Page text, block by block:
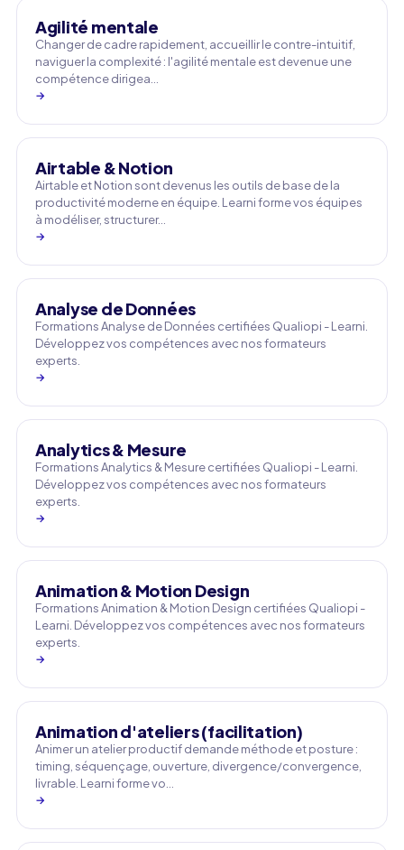
Agilité mentale
Changer de cadre rapidement, accueillir le contre-intuitif,
naviguer la complexité : l'agilité mentale est devenue une
compétence dirigea…
→
Airtable & Notion
Airtable et Notion sont devenus les outils de base de la
productivité moderne en équipe. Learni forme vos équipes
à modéliser, structurer…
→
Analyse de Données
Formations Analyse de Données certifiées Qualiopi - Learni.
Développez vos compétences avec nos formateurs
experts.
→
Analytics & Mesure
Formations Analytics & Mesure certifiées Qualiopi - Learni.
Développez vos compétences avec nos formateurs
experts.
→
Animation & Motion Design
Formations Animation & Motion Design certifiées Qualiopi -
Learni. Développez vos compétences avec nos formateurs
experts.
→
Animation d'ateliers (facilitation)
Animer un atelier productif demande méthode et posture :
timing, séquençage, ouverture, divergence/convergence,
livrable. Learni forme vo…
→